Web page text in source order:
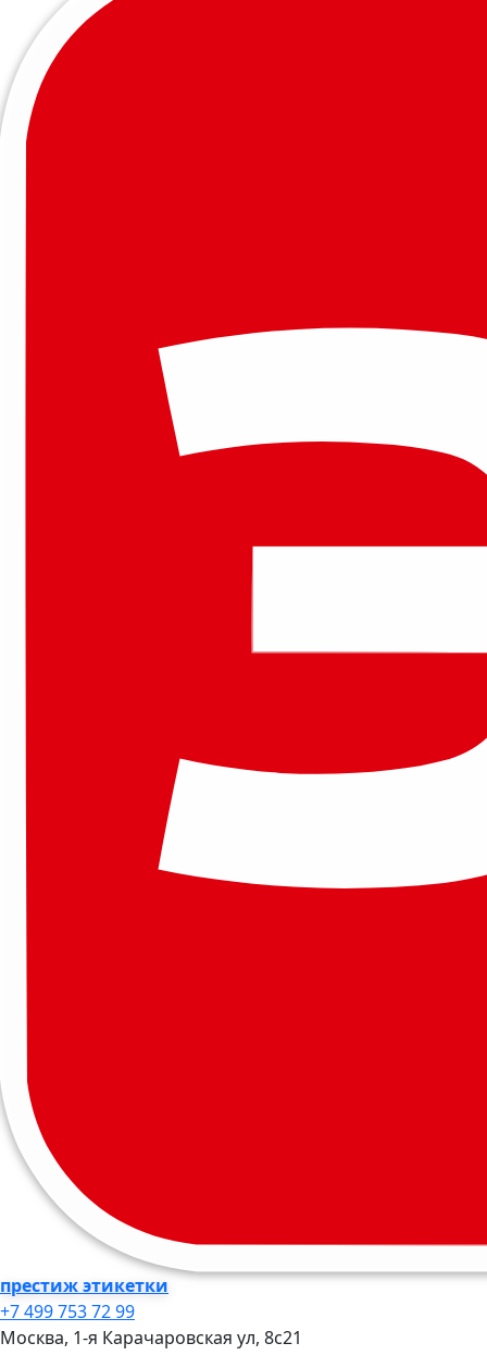
престиж этикетки
+7 499 753 72 99
Москва, 1-я Карачаровская ул, 8c21